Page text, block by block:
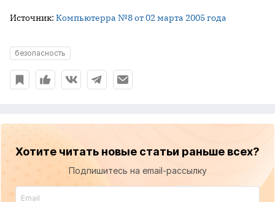
Источник: Компьютерра №8 от 02 марта 2005 года
безопасность
Хотите читать новые статьи раньше всех?
Подпишитесь на email-рассылку